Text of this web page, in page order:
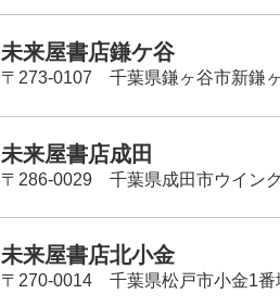
未来屋書店鎌ケ谷
〒273-0107 千葉県鎌ヶ谷市新鎌
未来屋書店成田
〒286-0029 千葉県成田市ウイン
未来屋書店北小金
〒270-0014 千葉県松戸市小金1番